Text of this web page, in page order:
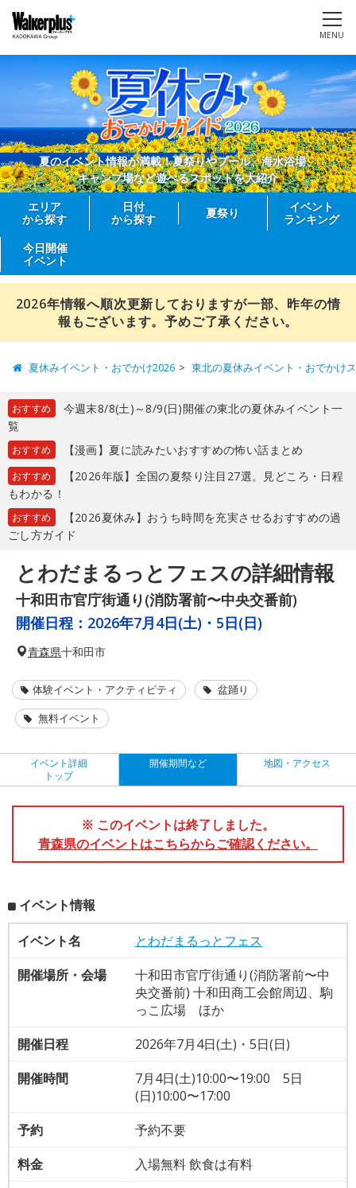
MENU
夏のイベント情報が満載！夏祭りやプール、海水浴場、
キャンプ場など遊べるスポットを大紹介
エリア
から探す
日付
から探す
夏祭り
イベント
ランキング
今日開催
イベント
2026年情報へ順次更新しておりますが一部、昨年の情
報もございます。予めご了承ください。
夏休みイベント・おでかけ2026 東北の夏休みイベント・おでかけ
おすすめ
今週末8/8(土)～8/9(日)開催の東北の夏休みイベント一
覧
おすすめ 【漫画】夏に読みたいおすすめの怖い話まとめ
おすすめ
【2026年版】全国の夏祭り注目27選。見どころ・日程
もわかる！
おすすめ
【2026夏休み】おうち時間を充実させるおすすめの過
ごし方ガイド
とわだまるっとフェスの詳細情報
十和田市官庁街通り(消防署前〜中央交番前)
開催日程： 2026年7月4日(土)・5日(日)
青森県十和田市
体験イベント・アクティビティ
盆踊り
無料イベント
イベント詳細
トップ
開催期間など 地図・アクセス
※ このイベントは終了しました。
青森県のイベントはこちらからご確認ください。
イベント情報
イベント名
とわだまるっとフェス
開催場所・会場
十和田市官庁街通り(消防署前〜中
央交番前) 十和田商工会館周辺、駒
っこ広場 ほか
開催日程
2026年7月4日(土)・5日(日)
開催時間
7月4日(土)10:00〜19:00 5日
(日)10:00〜17:00
予約
予約不要
料金
入場無料 飲食は有料